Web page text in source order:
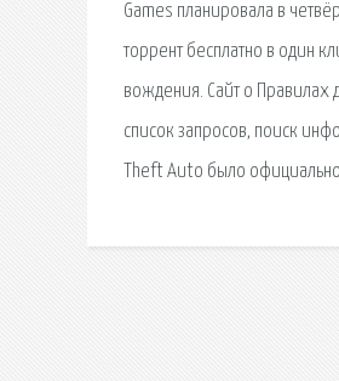
Games планировала в
торрент бесплатно в один
вождения. Сайт о Правилах
список запросов, поиск
Theft Auto было